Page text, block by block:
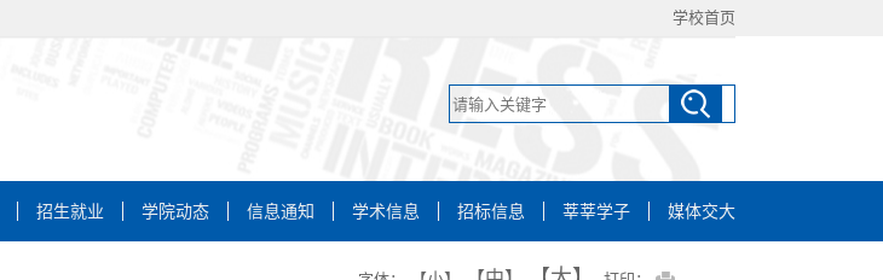
学校首页
招生就业 学院动态 信息通知 学术信息 招标信息 莘莘学子 媒体交大